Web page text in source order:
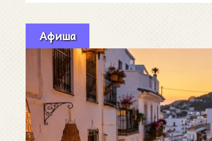
Афиша